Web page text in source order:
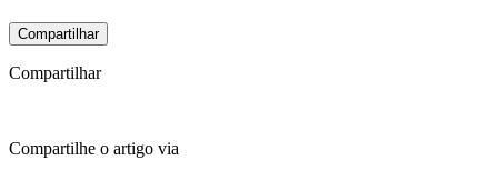
Compartilhar
Compartilhar
Compartilhe o artigo via